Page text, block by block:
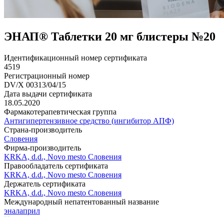
ЭНАП® Таблетки 20 мг блистеры №20
Идентификационный номер сертификата
4519
Регистрационный номер
DV/X 00313/04/15
Дата выдачи сертификата
18.05.2020
Фармакотерапевтическая группа
Антигипертензивное средство (ингибитор АПФ)
Страна-производитель
Словения
Фирма-производитель
KRKA, d.d., Novo mesto Словения
Правообладатель сертификата
KRKA, d.d., Novo mesto Словения
Держатель сертификата
KRKA, d.d., Novo mesto Словения
Международный непатентованный название
эналаприл